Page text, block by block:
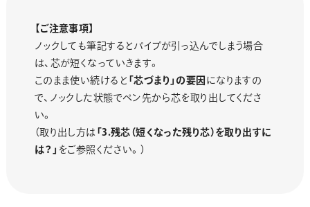
【ご注意事項】
ノックしても筆記するとパイプが引っ込んでしまう場合
は、芯が短くなっていきます。
このまま使い続けると 「芯づまり」の要因 になりますの
で、ノックした状態でペン先から芯を取り出してくださ
い。
（取り出し方は 「3.残芯（短くなった残り芯）を取り出すに
は？」 をご参照ください。）